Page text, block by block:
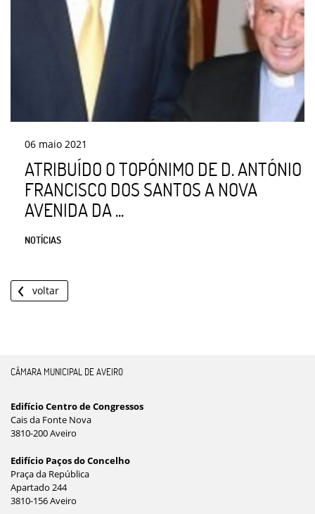
06 maio 2021
ATRIBUÍDO O TOPÓNIMO DE D. ANTÓNIO
FRANCISCO DOS SANTOS A NOVA
AVENIDA DA ...
NOTÍCIAS
voltar
CÂMARA MUNICIPAL DE AVEIRO
Edifício Centro de Congressos
Cais da Fonte Nova
3810-200 Aveiro
Edifício Paços do Concelho
Praça da República
Apartado 244
3810-156 Aveiro